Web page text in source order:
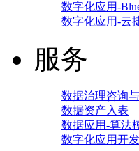
数字化应用-
数字化应用-云
服务
数据治理咨询
数据资产入表
数据应用-算法
数字化应用开发